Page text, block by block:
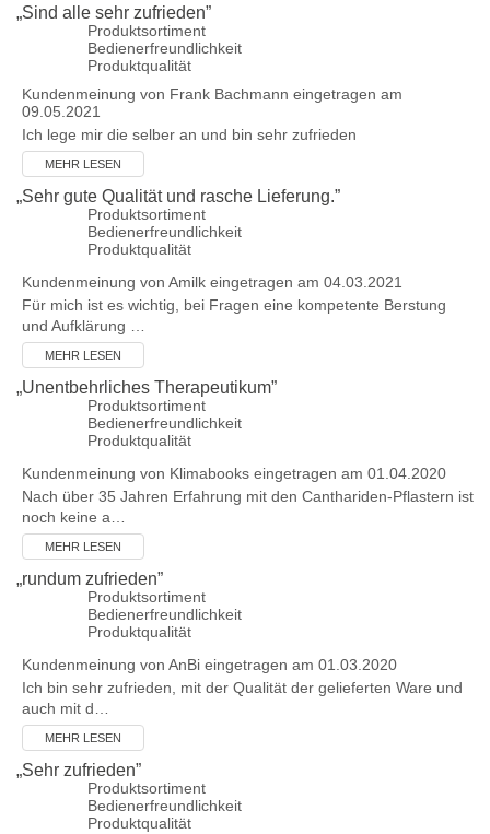
„Sind alle sehr zufrieden”
Produktsortiment
Bedienerfreundlichkeit
Produktqualität
Kundenmeinung von Frank Bachmann eingetragen am
09.05.2021
Ich lege mir die selber an und bin sehr zufrieden
MEHR LESEN
„Sehr gute Qualität und rasche Lieferung.”
Produktsortiment
Bedienerfreundlichkeit
Produktqualität
Kundenmeinung von Amilk eingetragen am 04.03.2021
Für mich ist es wichtig, bei Fragen eine kompetente Berstung
und Aufklärung …
MEHR LESEN
„Unentbehrliches Therapeutikum”
Produktsortiment
Bedienerfreundlichkeit
Produktqualität
Kundenmeinung von Klimabooks eingetragen am 01.04.2020
Nach über 35 Jahren Erfahrung mit den Canthariden-Pflastern ist
noch keine a…
MEHR LESEN
„rundum zufrieden”
Produktsortiment
Bedienerfreundlichkeit
Produktqualität
Kundenmeinung von AnBi eingetragen am 01.03.2020
Ich bin sehr zufrieden, mit der Qualität der gelieferten Ware und
auch mit d…
MEHR LESEN
„Sehr zufrieden”
Produktsortiment
Bedienerfreundlichkeit
Produktqualität